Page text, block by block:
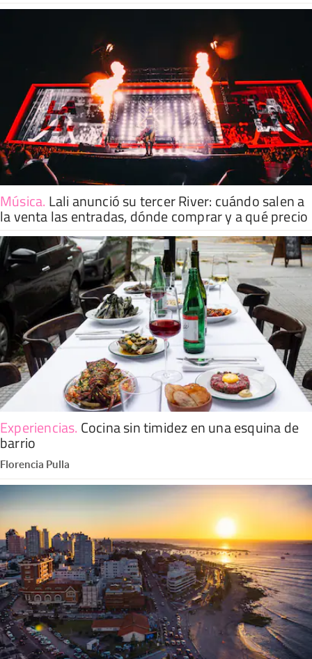
Música. Lali anunció su tercer River: cuándo salen a
la venta las entradas, dónde comprar y a qué precio
Experiencias. Cocina sin timidez en una esquina de
barrio
Florencia Pulla